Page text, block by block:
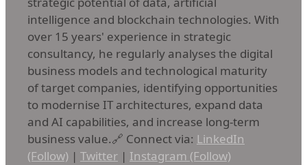
intelligence and blockchain technologies. With
over 15 years' experience in strategic
consultancy, he regularly analyses the digital
business models and technological maturity
of target companies, identifying opportunities
to modernise IT architectures, expand data
and AI capabilities, and increase long-term
business value.🔗 Connect via: LinkedIn
(Follow) | Twitter | Instagram (Follow)